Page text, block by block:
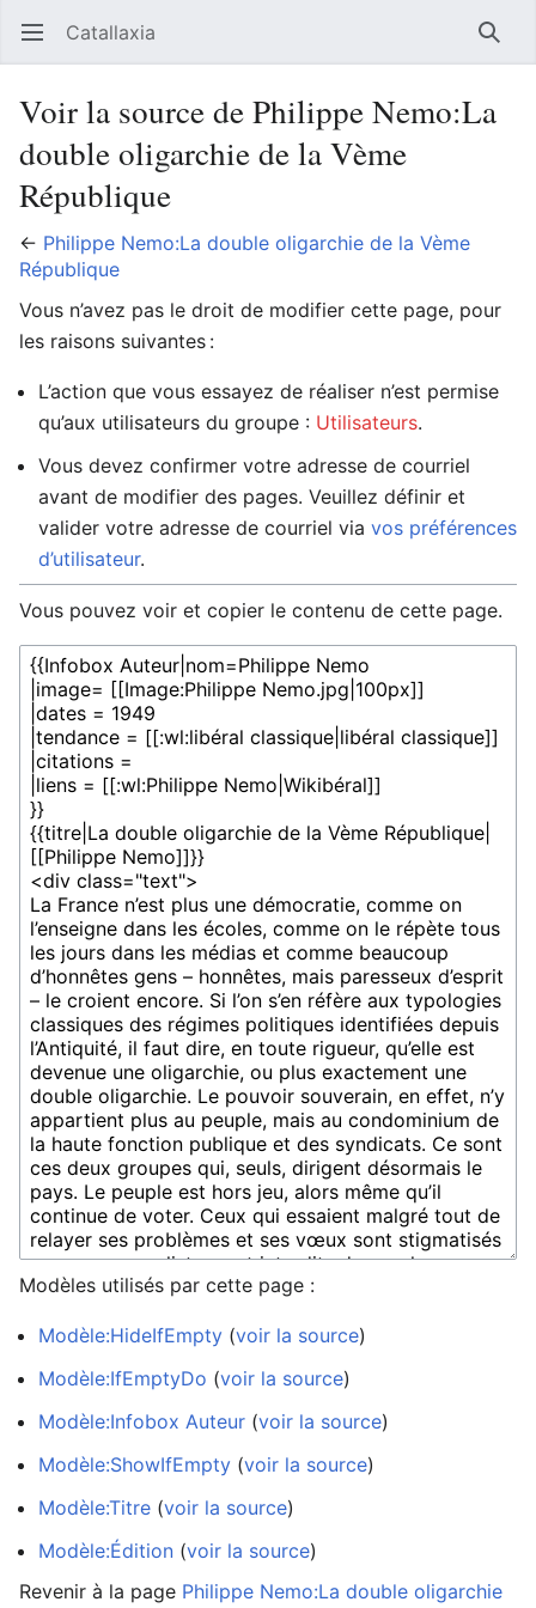
Ouvrir le menu principal Catallaxia
Voir la source de Philippe Nemo:La
double oligarchie de la Vème
République
← Philippe Nemo:La double oligarchie de la Vème
République
Vous n’avez pas le droit de modifier cette page, pour
les raisons suivantes :
L’action que vous essayez de réaliser n’est permise
qu’aux utilisateurs du groupe : Utilisateurs.
Vous devez confirmer votre adresse de courriel
avant de modifier des pages. Veuillez définir et
valider votre adresse de courriel via vos préférences
d’utilisateur.
Vous pouvez voir et copier le contenu de cette page.
Modèles utilisés par cette page :
Modèle:HideIfEmpty (voir la source)
Modèle:IfEmptyDo (voir la source)
Modèle:Infobox Auteur (voir la source)
Modèle:ShowIfEmpty (voir la source)
Modèle:Titre (voir la source)
Modèle:Édition (voir la source)
Revenir à la page Philippe Nemo:La double oligarchie